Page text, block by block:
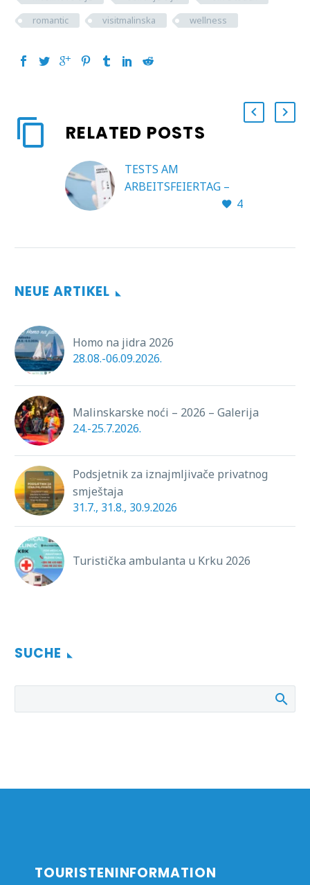
romantic
visitmalinska wellness
RELATED POSTS
TESTS AM
ARBEITSFEIERTAG –
Samstag 1. maj 2021 4
NEUE ARTIKEL
Homo na jidra 2026
28.08.-06.09.2026.
Malinskarske noći – 2026 – Galerija
24.-25.7.2026.
Podsjetnik za iznajmljivače privatnog
smještaja
31.7., 31.8., 30.9.2026
Turistička ambulanta u Krku 2026
SUCHE
TOURISTENINFORMATION